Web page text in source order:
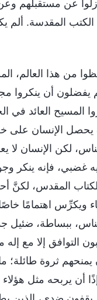
عن مستقبلهم
المقدسة. ألم
من هذا العالم،
يفضلون أن ينكروا
المسيح العائد
الإنسان على
لكن الإنسان
غضبي، فإنه
المقدس، لكنَّ
ويكرِّس اهتمامًا
ببساطة، ضئيل
التوافق إلا مع
يمنحهم ثروة
أن يربحه مثل